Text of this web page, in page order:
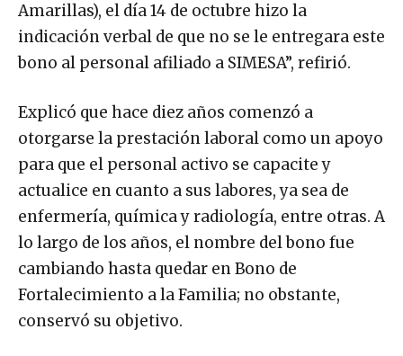
Amarillas), el día 14 de octubre hizo la
indicación verbal de que no se le entregara este
bono al personal afiliado a SIMESA”, refirió.
Explicó que hace diez años comenzó a
otorgarse la prestación laboral como un apoyo
para que el personal activo se capacite y
actualice en cuanto a sus labores, ya sea de
enfermería, química y radiología, entre otras. A
lo largo de los años, el nombre del bono fue
cambiando hasta quedar en Bono de
Fortalecimiento a la Familia; no obstante,
conservó su objetivo.